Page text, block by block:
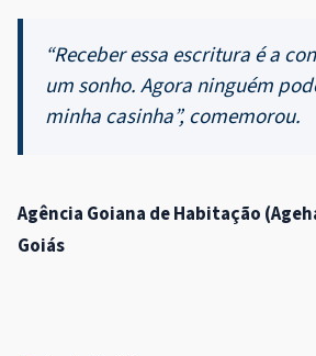
“Receber essa escritura é a
um sonho. Agora ninguém
minha casinha”, comemorou.
Agência Goiana de Habitação
Goiás